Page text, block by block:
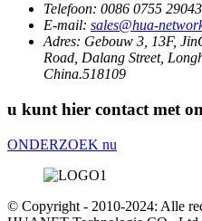
Telefoon: 0086 0755
E-mail: sales@hua-
Adres: Gebouw 3, 13F,
Road, Dalang Street,
China.518109
u kunt hier contact met
ONDERZOEK nu
© Copyright - 2010-2024: Alle